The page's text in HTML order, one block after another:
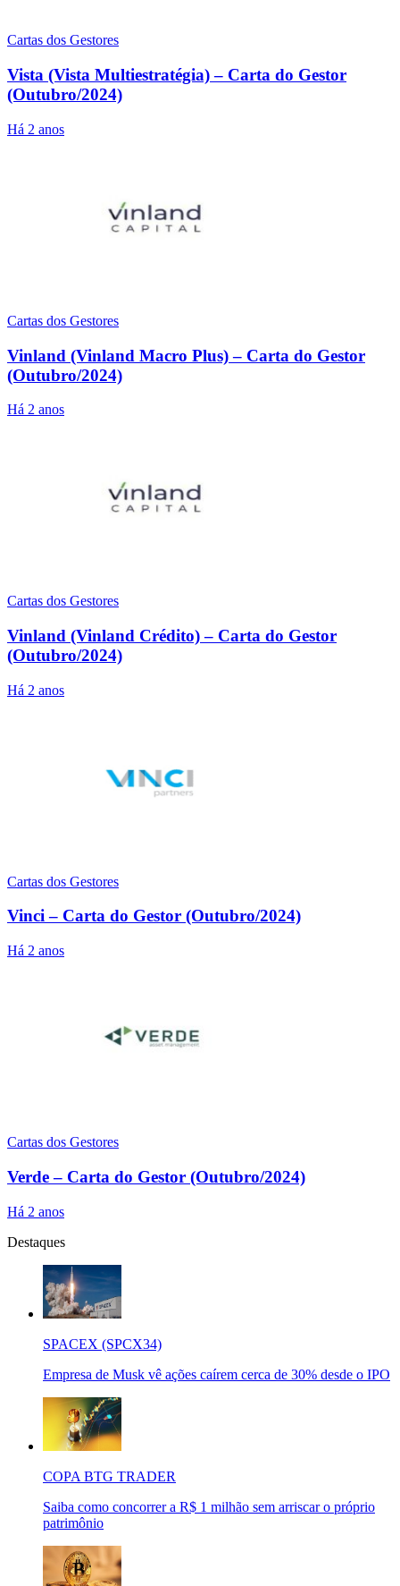
Cartas dos Gestores
Vista (Vista Multiestratégia) – Carta do Gestor
(Outubro/2024)
Há 2 anos
Cartas dos Gestores
Vinland (Vinland Macro Plus) – Carta do Gestor
(Outubro/2024)
Há 2 anos
Cartas dos Gestores
Vinland (Vinland Crédito) – Carta do Gestor
(Outubro/2024)
Há 2 anos
Cartas dos Gestores
Vinci – Carta do Gestor (Outubro/2024)
Há 2 anos
Cartas dos Gestores
Verde – Carta do Gestor (Outubro/2024)
Há 2 anos
Destaques
SPACEX (SPCX34)
Empresa de Musk vê ações caírem cerca de 30% desde o IPO
COPA BTG TRADER
Saiba como concorrer a R$ 1 milhão sem arriscar o próprio
patrimônio